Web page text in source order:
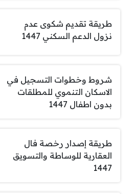
طريقة تقديم شكوى عدم
نزول الدعم السكني 1447
شروط وخطوات التسجيل في
الاسكان التنموي للمطلقات
بدون اطفال 1447
طريقة إصدار رخصة فال
العقارية للوساطة والتسويق
1447